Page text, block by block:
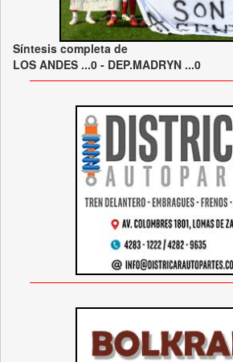
Síntesis completa de
LOS ANDES ...0 - DEP.MADRYN ...0